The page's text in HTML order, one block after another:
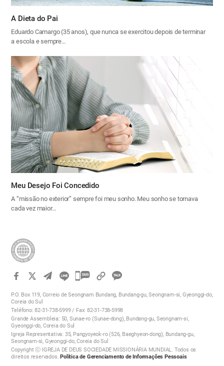
A Dieta do Pai
Eduardo Camargo (35 anos), que nunca se exercitou depois de terminar
a escola e sempre…
Meu Desejo Foi Concedido
A “missão no exterior” sempre foi meu sonho. Meu sonho se tornava
cada vez maior…
카
오
톡
공
유
하
기
P.O. Box 119, Correio de Seongnam Bundang, Bundang-gu, Seongnam-si, Gyeonggi-do,
Coreia do Sul
Teléfono: 82-31-738-5999 / Fax: 82-31-738-5998
Grande Assembleia: 50, Sunae-ro (Sunae-dong), Bundang-gu, Seongnam-si,
Gyeonggi-do, Coreia do Sul
Igreja Representativa: 35, Pangyoyeok-ro (526, Baeghyeon-dong), Bundang-gu,
Seongnam-si, Gyeonggi-do, Coreia do Sul
Copyright ⓒ IGREJA DE DEUS SOCIEDADE MISSIONÁRIA MUNDIAL. Todos os
direitos reservados.Política de Gerenciamento de Informações Pessoais